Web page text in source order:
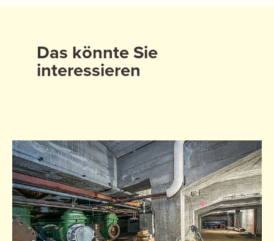
Das könnte Sie
interessieren